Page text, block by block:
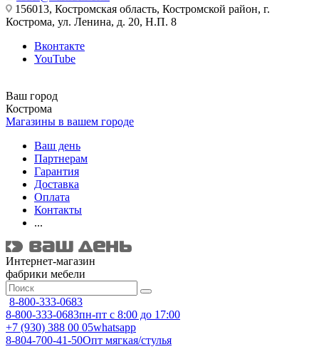
156013, Костромская область, Костромской район, г.
Кострома, ул. Ленина, д. 20, Н.П. 8
Вконтакте
YouTube
Ваш город
Кострома
Магазины в вашем городе
Ваш день
Партнерам
Гарантия
Доставка
Оплата
Контакты
...
Интернет-магазин
фабрики мебели
8-800-333-0683
8-800-333-0683пн-пт с 8:00 до 17:00
+7 (930) 388 00 05whatsapp
8-804-700-41-50Опт мягкая/стулья